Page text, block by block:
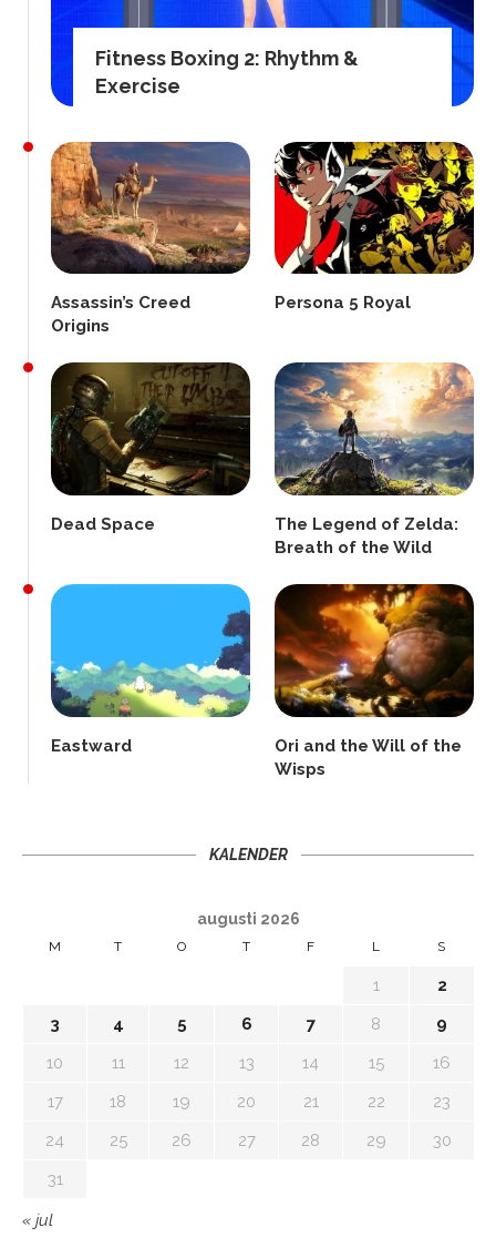
Fitness Boxing 2: Rhythm &
Exercise
Assassin’s Creed
Origins
Persona 5 Royal
Dead Space
The Legend of Zelda:
Breath of the Wild
Eastward
Ori and the Will of the
Wisps
KALENDER
augusti 2026
M T O T F L S
1
2
3
4 5 6 7 8
9
10
11 12 13 14 15
16
17
18 19 20 21 22
23
24
25 26 27 28 29
30
31
« jul